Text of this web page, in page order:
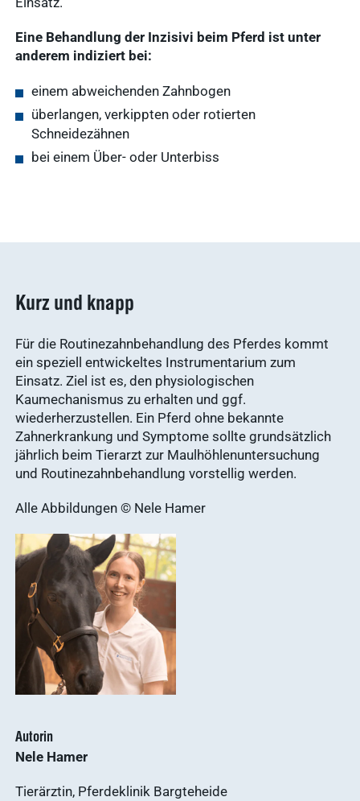
gründen
anzeigen
Mitgliedschaft
anzeigen
WDT Info
Ergebnisse
anzeigen
vetsoft.one
basics4vets
Eine Behandlung der Inzisivi beim Pferd ist unter
anderem indiziert bei:
einem abweichenden Zahnbogen
überlangen, verkippten oder rotierten
Schneidezähnen
bei einem Über- oder Unterbiss
Kurz und knapp
Für die Routinezahnbehandlung des Pferdes kommt
ein speziell entwickeltes Instrumentarium zum
Einsatz. Ziel ist es, den physiologischen
Kaumechanismus zu erhalten und ggf.
wiederherzustellen. Ein Pferd ohne bekannte
Zahnerkrankung und Symptome sollte grundsätzlich
jährlich beim Tierarzt zur Maulhöhlenuntersuchung
und Routinezahnbehandlung vorstellig werden.
Alle Abbildungen © Nele Hamer
Autorin
Nele Hamer
Tierärztin, Pferdeklinik Bargteheide